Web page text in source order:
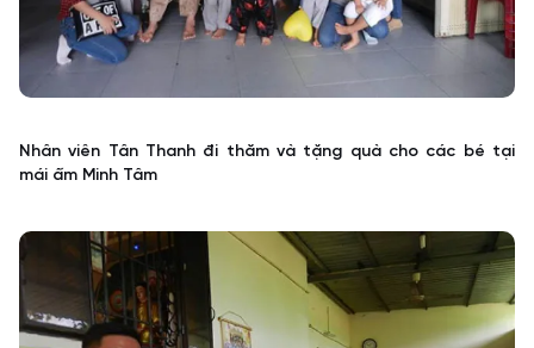
Nhân viên Tân Thanh đi thăm và tặng quà cho các bé tại
mái ấm Minh Tâm